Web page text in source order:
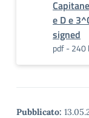
e D e
signed
pdf - 240
Pubblicato: